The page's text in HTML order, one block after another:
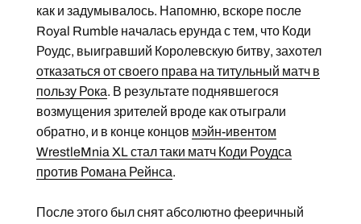
как и задумывалось. Напомню, вскоре после
Royal Rumble началась ерунда с тем, что Коди
Роудс, выигравший Королевскую битву, захотел
отказаться от своего права на титульный матч в
пользу Рока. В результате поднявшегося
возмущения зрителей вроде как отыграли
обратно, и в конце концов мэйн-ивентом
WrestleMnia XL стал таки матч Коди Роудса
против Романа Рейнса.
После этого был снят абсолютно фееричный